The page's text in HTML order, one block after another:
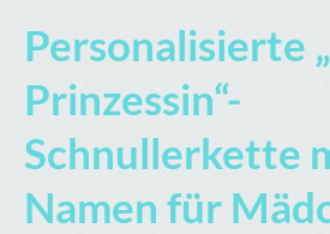
Personalisierte
Prinzessin“-
Schnullerkette
Namen für